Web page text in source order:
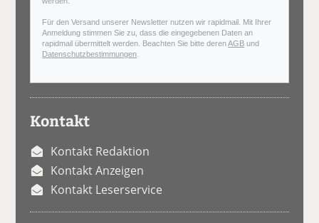
Für den Versand unserer Newsletter nutzen wir rapidmail. Mit Ihrer
Anmeldung stimmen Sie zu, dass die eingegebenen Daten an
rapidmail übermittelt werden. Beachten Sie bitte derenAGB und
Datenschutzbestimmungen
Kontakt
Kontakt Redaktion
Kontakt Anzeigen
Kontakt Leserservice